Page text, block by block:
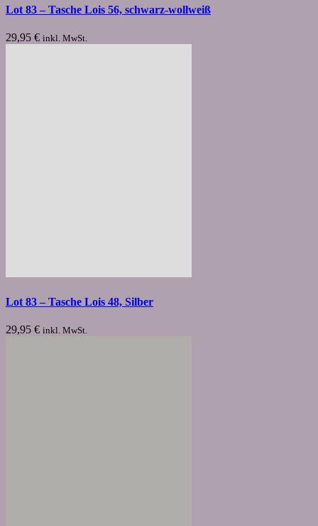
Lot 83 – Tasche Lois 56, schwarz-wollweiß
29,95 € inkl. MwSt.
Lot 83 – Tasche Lois 48, Silber
29,95 € inkl. MwSt.